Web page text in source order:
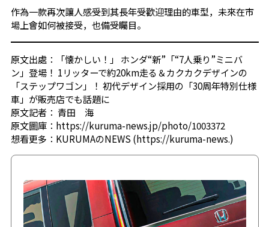
作為一款再次讓人感受到其長年受歡迎理由的車型，未來在市
場上會如何被接受，也備受矚目。
原文出處：
「懐かしい！」 ホンダ“新”「“7人乗り”ミニバ
ン」登場！ 1リッターで約20km走る＆カクカクデザインの
「ステップワゴン」！ 初代デザイン採用の「30周年特別仕様
車」が販売店でも話題に
原文記者： 青田 海
原文圖庫： https://kuruma-news.jp/photo/1003372
想看更多： KURUMAのNEWS (https://kuruma-news.)